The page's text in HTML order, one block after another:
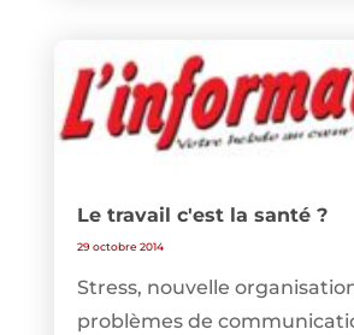
Le travail c'est la santé ?
29 octobre 2014
Stress, nouvelle
problèmes de